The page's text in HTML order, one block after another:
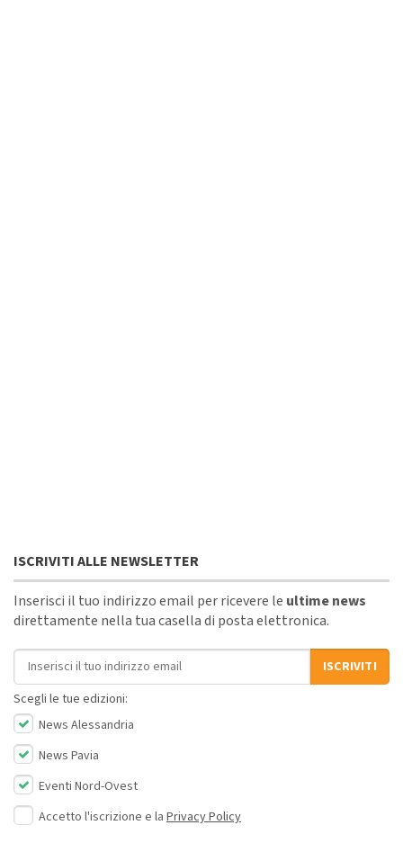
ISCRIVITI ALLE NEWSLETTER
Inserisci il tuo indirizzo email per ricevere le ultime news
direttamente nella tua casella di posta elettronica.
Indirizzo email
ISCRIVITI
Scegli le tue edizioni:
News Alessandria
News Pavia
Eventi Nord-Ovest
Accetto l'iscrizione e la Privacy Policy